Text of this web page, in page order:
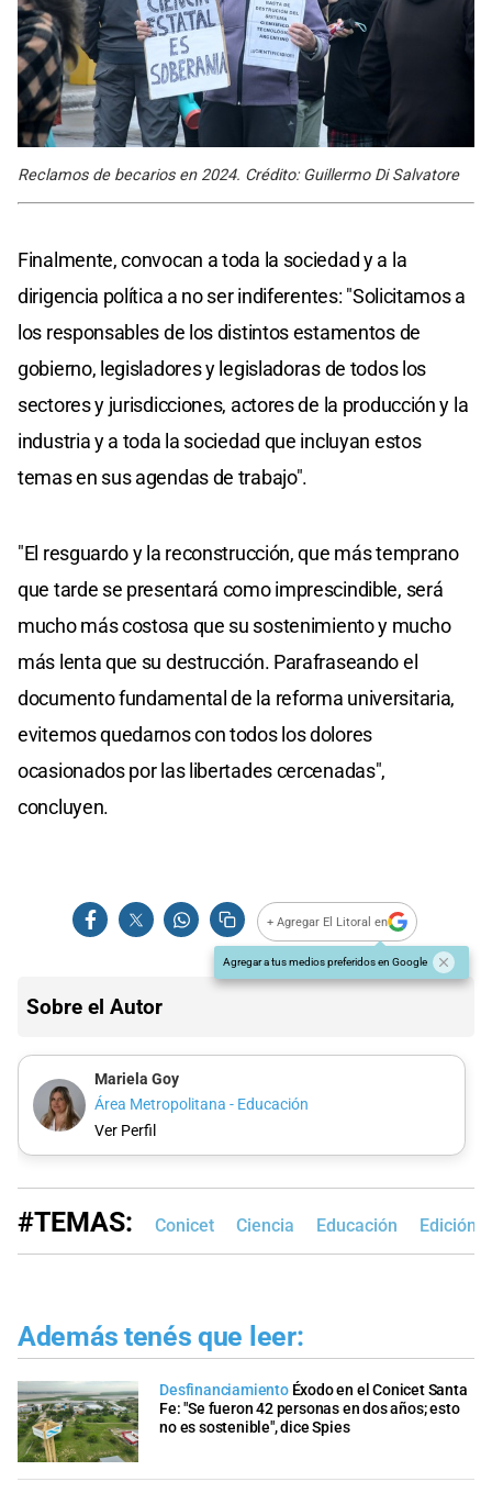
Reclamos de becarios en 2024. Crédito: Guillermo Di Salvatore
Finalmente, convocan a toda la sociedad y a la
dirigencia política a no ser indiferentes: "Solicitamos a
los responsables de los distintos estamentos de
gobierno, legisladores y legisladoras de todos los
sectores y jurisdicciones, actores de la producción y la
industria y a toda la sociedad que incluyan estos
temas en sus agendas de trabajo".
"El resguardo y la reconstrucción, que más temprano
que tarde se presentará como imprescindible, será
mucho más costosa que su sostenimiento y mucho
más lenta que su destrucción. Parafraseando el
documento fundamental de la reforma universitaria,
evitemos quedarnos con todos los dolores
ocasionados por las libertades cercenadas",
concluyen.
+ Agregar El Litoral en
Agregar a tus medios preferidos en Google
Sobre el Autor
Mariela Goy
Área Metropolitana - Educación
Ver Perfil
#TEMAS: Conicet Ciencia Educación Edición
Además tenés que leer:
Desfinanciamiento Éxodo en el Conicet Santa
Fe: "Se fueron 42 personas en dos años; esto
no es sostenible", dice Spies